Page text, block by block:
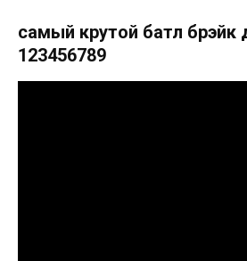
самый крутой батл брэйк
123456789